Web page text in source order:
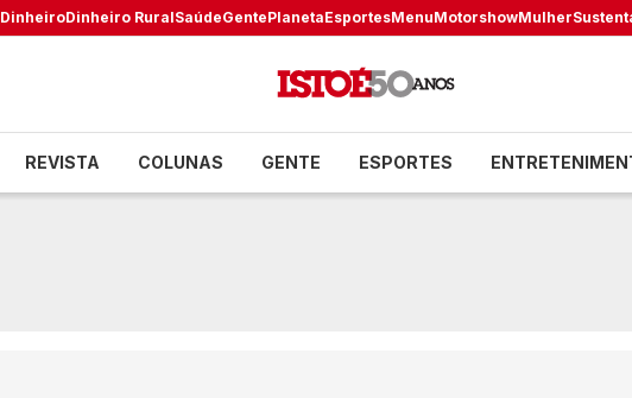
DinheiroDinheiro RuralSaúdeGentePlanetaEsportesMenuMotorshowMulher
REVISTA COLUNAS GENTE ESPORTES